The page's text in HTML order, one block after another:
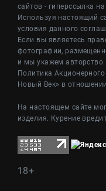
сайтов - гиперссылка на
Используя настоящий
условия данного
Если вы являетесь
фотографии,
и мы укажем авторство.
Политика
Новый Век» в
На настоящем сайте
изделия. Курение
18+